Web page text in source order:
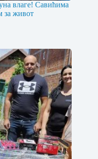
влаге! Савићима
за живот